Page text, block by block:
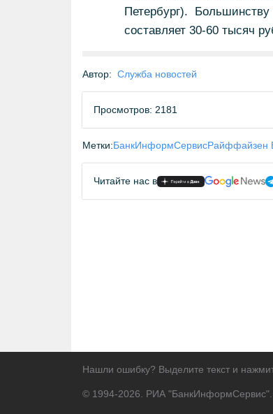
Петербург). Большинству
составляет 30-60 тысяч
Автор: Служба новостей
Просмотров: 2181
Метки:БанкИнформСервисРайффайзен
Читайте нас в
Нашли ошибку? Выделите текст и
© 1994-2026. РИА "БанкИнформСервис".